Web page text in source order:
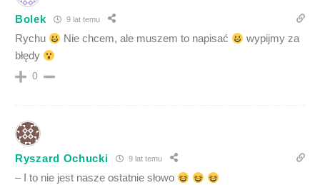
Bolek 9 lat temu
Rychu Nie chcem, ale muszem to napisać
wypijmy za
błędy
0
Ryszard Ochucki 9 lat temu
– I to nie jest nasze ostatnie słowo